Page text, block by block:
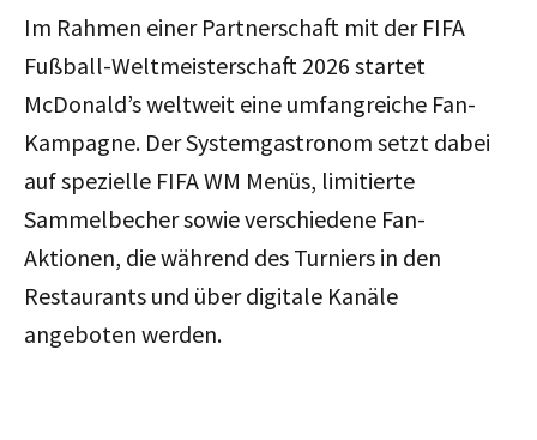
Im Rahmen einer Partnerschaft mit der FIFA
Fußball-Weltmeisterschaft 2026 startet
McDonald’s weltweit eine umfangreiche Fan-
Kampagne. Der Systemgastronom setzt dabei
auf spezielle FIFA WM Menüs, limitierte
Sammelbecher sowie verschiedene Fan-
Aktionen, die während des Turniers in den
Restaurants und über digitale Kanäle
angeboten werden.